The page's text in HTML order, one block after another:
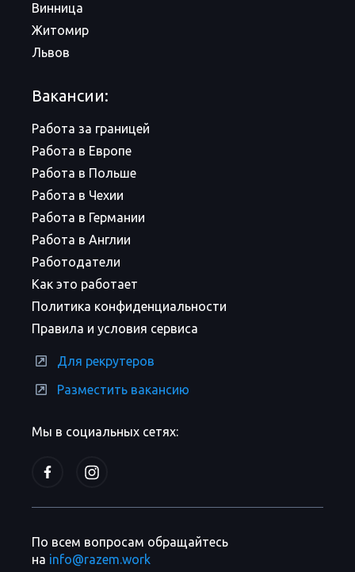
Мы в социальных сетях:
Винница
Житомир
Львов
Вакансии:
Работа за границей
Работа в Европе
Работа в Польше
Работа в Чехии
Работа в Германии
Работа в Англии
Работодатели
Как это работает
Политика конфиденциальности
Правила и условия сервиса
Для рекрутеров
Разместить вакансию
По всем вопросам обращайтесь
на info@razem.work